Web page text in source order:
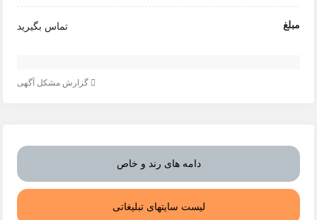
مبلغ تماس بگیرید
گزارش مشکل آگهی
دامه های رند و خاص
لیست سایتهای تبلیغاتی